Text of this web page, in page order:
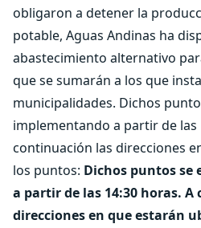
obligaron a detener la
potable, Aguas Andinas ha
abastecimiento alternativo
que se sumarán a los que
municipalidades. Dichos
implementando a partir de las
continuación las direcciones
los puntos: Dichos puntos
a partir de las 14:30 horas.
direcciones en que estarán